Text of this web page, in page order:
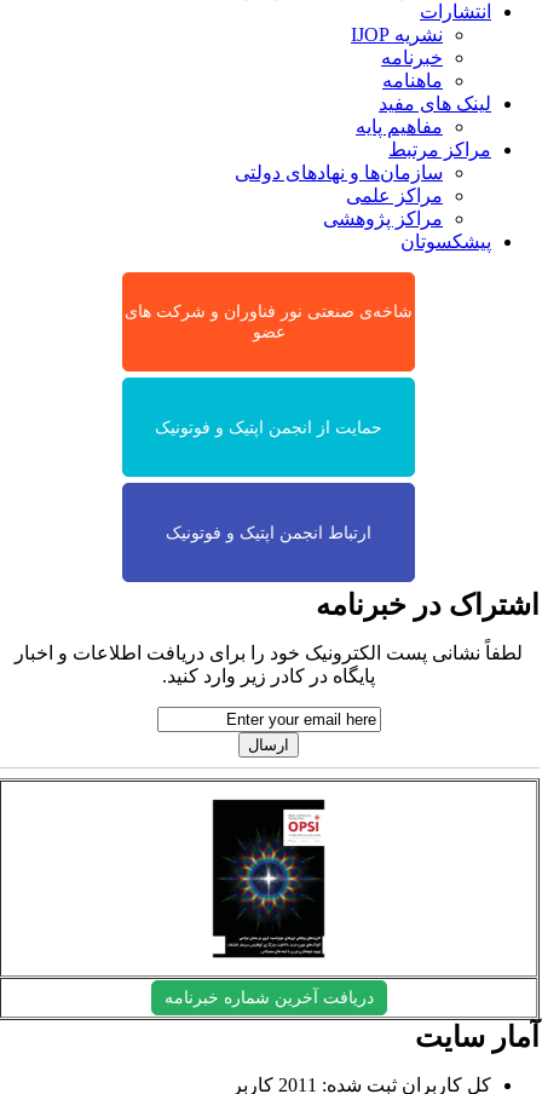
انتشارات
نشریه IJOP
خبرنامه
ماهنامه
لینک های مفید
مفاهیم پایه
مراکز مرتبط
سازمان‌ها و نهادهای دولتی
مراکز علمی
مراکز پژوهشی
پیشکسوتان
شاخه‌ی صنعتی نور فناوران و شرکت های
عضو
حمایت از انجمن اپتیک و فوتونیک
ارتباط انجمن اپتیک و فوتونیک
در خبرنامه
لطفاً نشانی پست الکترونیک خود را برای دریافت اطلاعات و اخبار
پایگاه در کادر زیر وارد کنید.
دریافت آخرین شماره خبرنامه
سایت
کل کاربران ثبت شده: 2011 کاربر